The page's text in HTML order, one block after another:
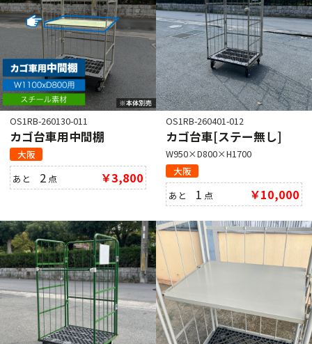
OS1RB-260130-011
カゴ台車用中間棚
大阪
あと 2 点 ￥3,800
OS1RB-260401-012
カゴ台車[ステー無し]
W950×D800×H1700
大阪
あと 1 点 ￥10,000